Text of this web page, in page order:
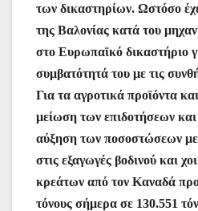
των δικαστηρίων. Ωστόσο
της Βαλονίας κατά του
στο Ευρωπαϊκό δικαστήριο
συμβατότητά του με τις
Για τα αγροτικά προϊόντα
μείωση των επιδοτήσεων
αύξηση των ποσοστώσεων με
στις εξαγωγές βοδινού και
κρεάτων από τον Καναδά
τόνους σήμερα σε 130.551